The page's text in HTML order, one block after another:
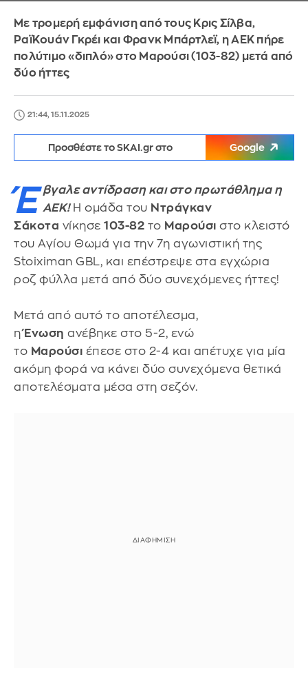
Με τρομερή εμφάνιση από τους Κρις Σίλβα,
ΡαϊΚουάν Γκρέι και Φρανκ Μπάρτλεϊ, η ΑΕΚ πήρε
πολύτιμο «διπλό» στο Μαρούσι (103-82) μετά από
δύο ήττες
21:44, 15.11.2025
Προσθέστε το SKAI.gr στο Google
Έ βγαλε αντίδραση και στο πρωτάθλημα η
ΑΕΚ!Η ομάδα του Ντράγκαν
Σάκοτα νίκησε 103-82 το Μαρούσι στο κλειστό
του Αγίου Θωμά για την 7η αγωνιστική της
Stoiximan GBL, και επέστρεψε στα εγχώρια
ροζ φύλλα μετά από δύο συνεχόμενες ήττες!
Mετά από αυτό το αποτέλεσμα,
ηΈνωση ανέβηκε στο 5-2, ενώ
το Μαρούσι έπεσε στο 2-4 και απέτυχε για μία
ακόμη φορά να κάνει δύο συνεχόμενα θετικά
αποτελέσματα μέσα στη σεζόν.